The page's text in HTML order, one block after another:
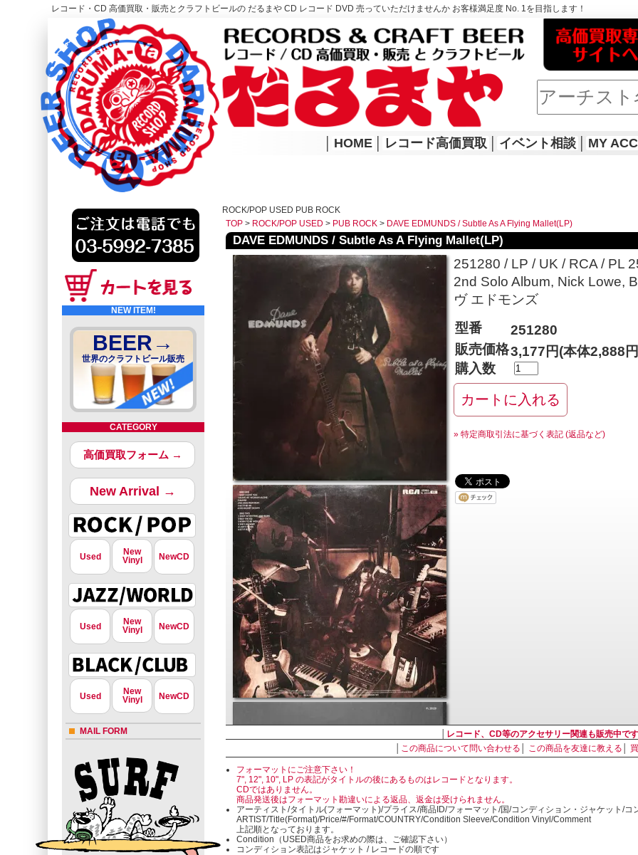
レコード・CD 高価買取・販売とクラフトビールの だるまや CD レコード DVD 売っていただけませんか お客様満足度 No. 1を目指します！
レコード高価買取はこちら
HOME
HOME レコード高価買取 イベント相談 MY
NEW ITEM!
BEER→
世界のクラフトビール販売
CATEGORY
高価買取フォーム →
New Arrival →
Used
New
Vinyl
NewCD
Used
New
Vinyl
NewCD
Used
New
Vinyl
NewCD
MAIL FORM
ROCK/POP USED PUB ROCK
TOP > ROCK/POP USED > PUB ROCK > DAVE EDMUNDS / Subtle As A Flying Mallet(LP)
DAVE EDMUNDS / Subtle As A Flying Mallet(LP)
251280 / LP / UK / RCA / PL
2nd Solo Album, Nick Lowe,
ヴ エドモンズ
型番
251280
販売価格3,177円(本体2,888
購入数
» 特定商取引法に基づく表記 (返品など)
レコード、CD等のアクセサリー関連も販売中です
この商品について問い合わせる この商品を友達に教える
フォーマットにご注意下さい！
7", 12", 10", LP の表記がタイトルの後にあるものはレコードとなります。
CDではありません。
商品発送後はフォーマット勘違いによる返品、返金は受けられません。
アーティスト/タイトル(フォーマット)/プライス/商品ID/フォーマット/国/コンディション・ジャケット/コ
ARTIST/Title(Format)/Price/#/Format/COUNTRY/Condition Sleeve/Condition Vinyl/Comment
上記順となっております。
Condition（USED商品をお求めの際は、ご確認下さい）
コンディション表記はジャケット / レコードの順です